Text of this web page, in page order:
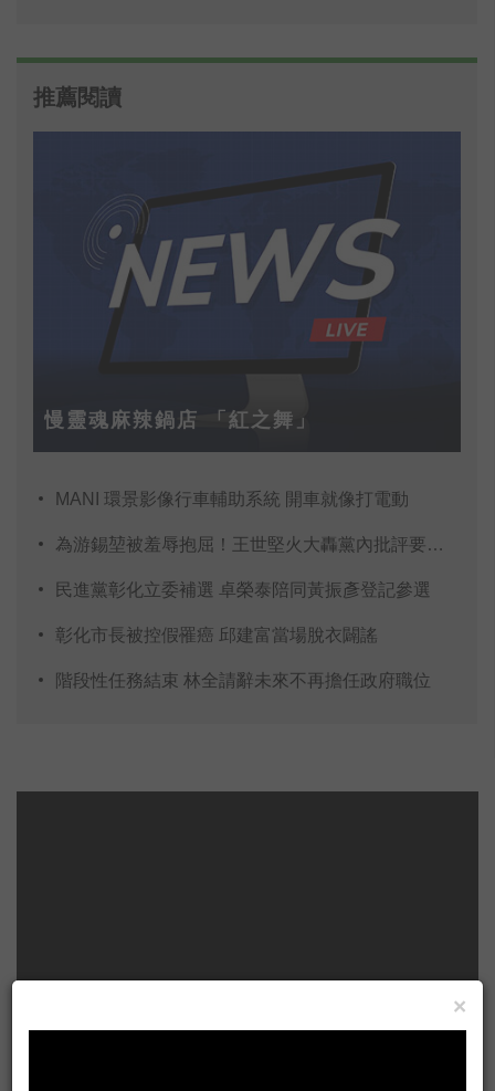
推薦閱讀
慢靈魂麻辣鍋店 「紅之舞」
MANI 環景影像行車輔助系統 開車就像打電動
為游錫堃被羞辱抱屈！王世堅火大轟黨內批評要公允
民進黨彰化立委補選 卓榮泰陪同黃振彥登記參選
彰化市長被控假罹癌 邱建富當場脫衣闢謠
階段性任務結束 林全請辭未來不再擔任政府職位
×